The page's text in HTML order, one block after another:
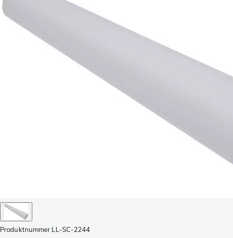
Produktnummer LL-SC-2244